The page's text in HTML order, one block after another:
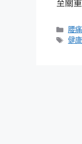
至關
分
類
腰痛
標
健